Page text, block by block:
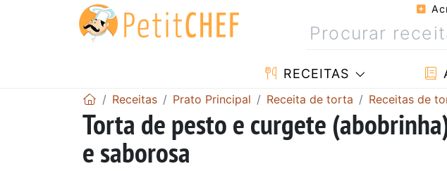
RECEITAS
Receitas Prato Principal Receita de torta Receitas de
Torta de pesto e curgete
e saborosa